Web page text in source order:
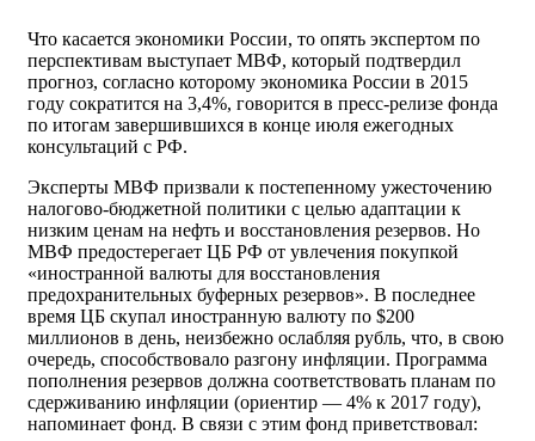
Что касается экономики России, то опять экспертом по
перспективам выступает МВФ, который подтвердил
прогноз, согласно которому экономика России в 2015
году сократится на 3,4%, говорится в пресс-релизе фонда
по итогам завершившихся в конце июля ежегодных
консультаций с РФ.
Эксперты МВФ призвали к постепенному ужесточению
налогово-бюджетной политики с целью адаптации к
низким ценам на нефть и восстановления резервов. Но
МВФ предостерегает ЦБ РФ от увлечения покупкой
«иностранной валюты для восстановления
предохранительных буферных резервов». В последнее
время ЦБ скупал иностранную валюту по $200
миллионов в день, неизбежно ослабляя рубль, что, в свою
очередь, способствовало разгону инфляции. Программа
пополнения резервов должна соответствовать планам по
сдерживанию инфляции (ориентир — 4% к 2017 году),
напоминает фонд. В связи с этим фонд приветствовал: